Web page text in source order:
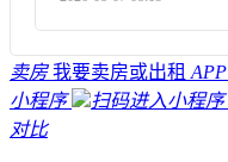
卖房 我要卖房或出租 APP
小程序
扫码进入小程序
对比